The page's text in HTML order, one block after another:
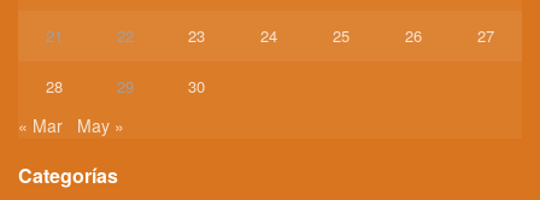
21 22 23 24 25 26 27
28 29 30
« Mar May »
Categorías